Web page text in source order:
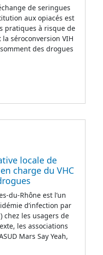
de seringues
aux opiacés est
pratiques à risque de
séroconversion VIH
des drogues
locale de
charge du VHC
du-Rhône est l’un
d’infection par
chez les usagers de
les associations
Mars Say Yeah,